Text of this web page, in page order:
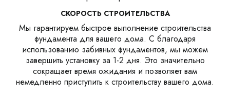
СКОРОСТЬ СТРОИТЕЛЬСТВА
Мы гарантируем быстрое выполнение строительства
фундамента для вашего дома. С благодаря
использованию забивных фундаментов, мы можем
завершить установку за 1-2 дня. Это значительно
сокращает время ожидания и позволяет вам
немедленно приступить к строительству вашего дома.